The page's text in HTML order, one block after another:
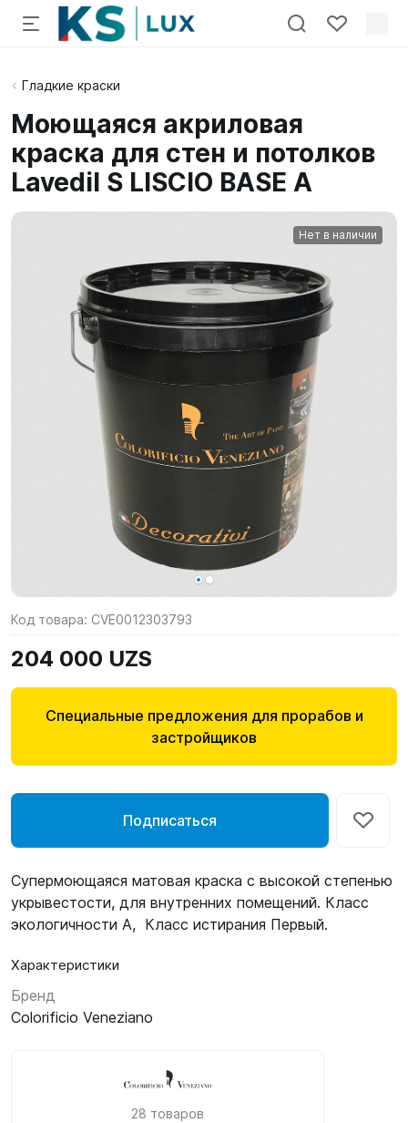
Гладкие краски
Моющаяся акриловая
краска для стен и потолков
Lavedil S LISCIO BASE A
Нет в наличии
Код товара: CVE0012303793
204 000 UZS
Специальные предложения для прорабов и
застройщиков
Подписаться
Супермоющаяся матовая краска с высокой степенью
укрывестости, для внутренних помещений. Класс
экологичности А, Класс истирания Первый.
Характеристики
Бренд
Colorificio Veneziano
28 товаров